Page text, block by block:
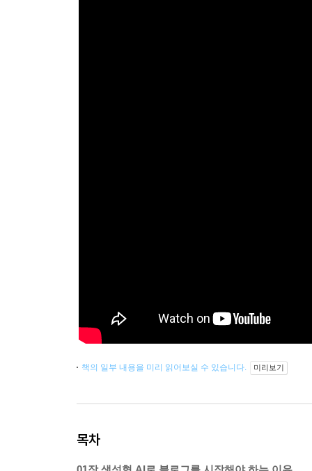
책의 일부 내용을 미리 읽어보실 수 있습니다. 미리보기
목차